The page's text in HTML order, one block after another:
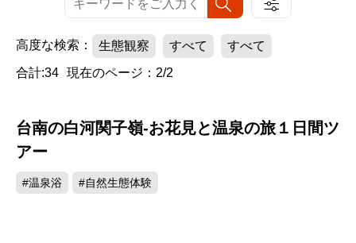
高度な検索： 生態観察 すべて
すべて
合計:34 現在のページ：2/2
台南の白河関子嶺-お花見と温泉の旅１日間ツ
アー
#温泉浴 #自然生態体験